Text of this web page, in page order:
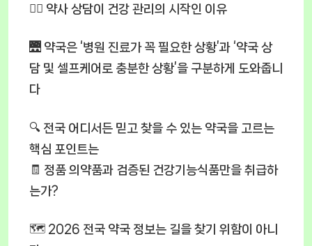
🧑‍⚕️ 약사 상담이 건강 관리의 시작인 이유
🌉 약국은 ‘병원 진료가 꼭 필요한 상황’과 ‘약국 상
담 및 셀프케어로 충분한 상황’을 구분하게 도와줍니
다
🔍 전국 어디서든 믿고 찾을 수 있는 약국을 고르는
핵심 포인트는
🧾 정품 의약품과 검증된 건강기능식품만을 취급하
는가?
🗺️ 2026 전국 약국 정보는 길을 찾기 위함이 아니